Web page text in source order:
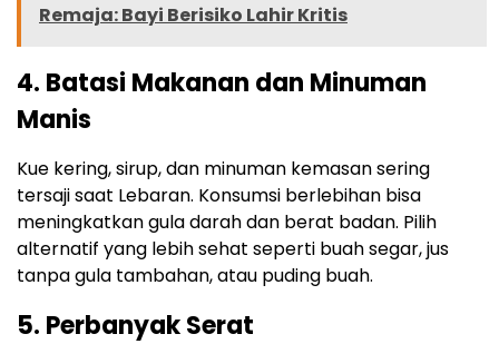
Remaja: Bayi Berisiko Lahir Kritis
4. Batasi Makanan dan Minuman
Manis
Kue kering, sirup, dan minuman kemasan sering
tersaji saat Lebaran. Konsumsi berlebihan bisa
meningkatkan gula darah dan berat badan. Pilih
alternatif yang lebih sehat seperti buah segar, jus
tanpa gula tambahan, atau puding buah.
5. Perbanyak Serat